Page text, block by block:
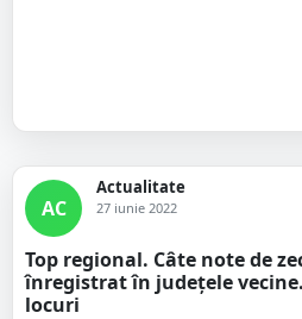
AC
Actualitate
27 iunie 2022
Top regional. Câte note de
înregistrat în județele
locuri